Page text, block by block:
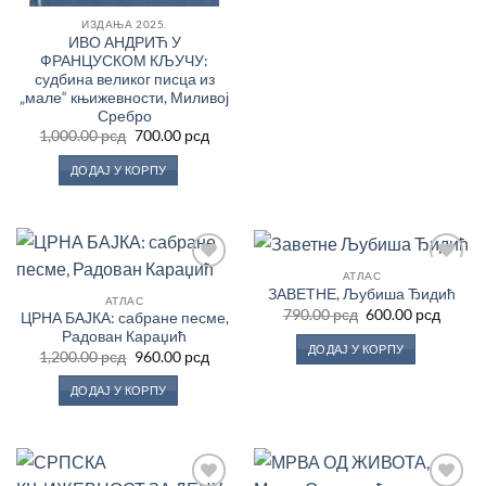
ИЗДАЊА 2025.
ИВО АНДРИЋ У
ФРАНЦУСКОМ КЉУЧУ:
судбина великог писца из
„мале“ књижевности, Миливој
Сребро
1,000.00рсд Оригинална
је
била:
1,000.00 рсд.
700.00 рсдТренутна
цена
ДОДАЈ У КОРПУ
Додај
жеља
АТЛАС
ЦРНА БАЈКА: сабране песме,
Радован Караџић
1,200.00рсд Оригинална
је
била:
1,200.00 рсд.
960.00 рсдТренутна
цена
ДОДАЈ У КОРПУ
у
Листу
жеља
АТЛАС
ЗАВЕТНЕ, Љубиша Ђидић
790.00рсд Оригинална
је
била:
790.00 рсд.
600.00 рсд
цена
ДОДАЈ У КОРПУ